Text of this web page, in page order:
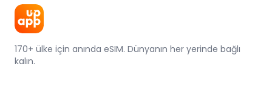
170+ ülke için anında eSIM. Dünyanın her yerinde bağlı
kalın.